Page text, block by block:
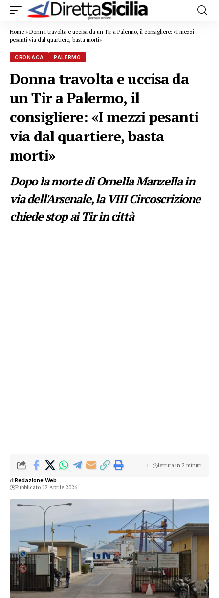
Home » Donna travolta e uccisa da un Tir a Palermo, il consigliere: «I mezzi
pesanti via dal quartiere, basta morti»
CRONACA PALERMO
Donna travolta e uccisa da
un Tir a Palermo, il
consigliere: «I mezzi pesanti
via dal quartiere, basta
morti»
Dopo la morte di Ornella Manzella in
via dell'Arsenale, la VIII Circoscrizione
chiede stop ai Tir in città
diRedazione Web
Pubblicato 22 Aprile 2026
lettura in 2 minuti